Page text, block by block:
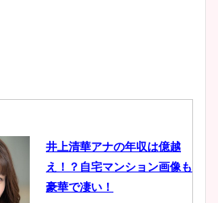
肉も凄い！
鈴木唯の太ってた時の体重が
ヤバすぎww原因や痩せたダ
井上清華アナの年収は億越
え！？自宅マンション画像も
豪華で凄い！